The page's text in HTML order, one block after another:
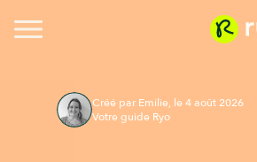
Créé par Emilie, le 4 août 2026
Votre guide Ryo